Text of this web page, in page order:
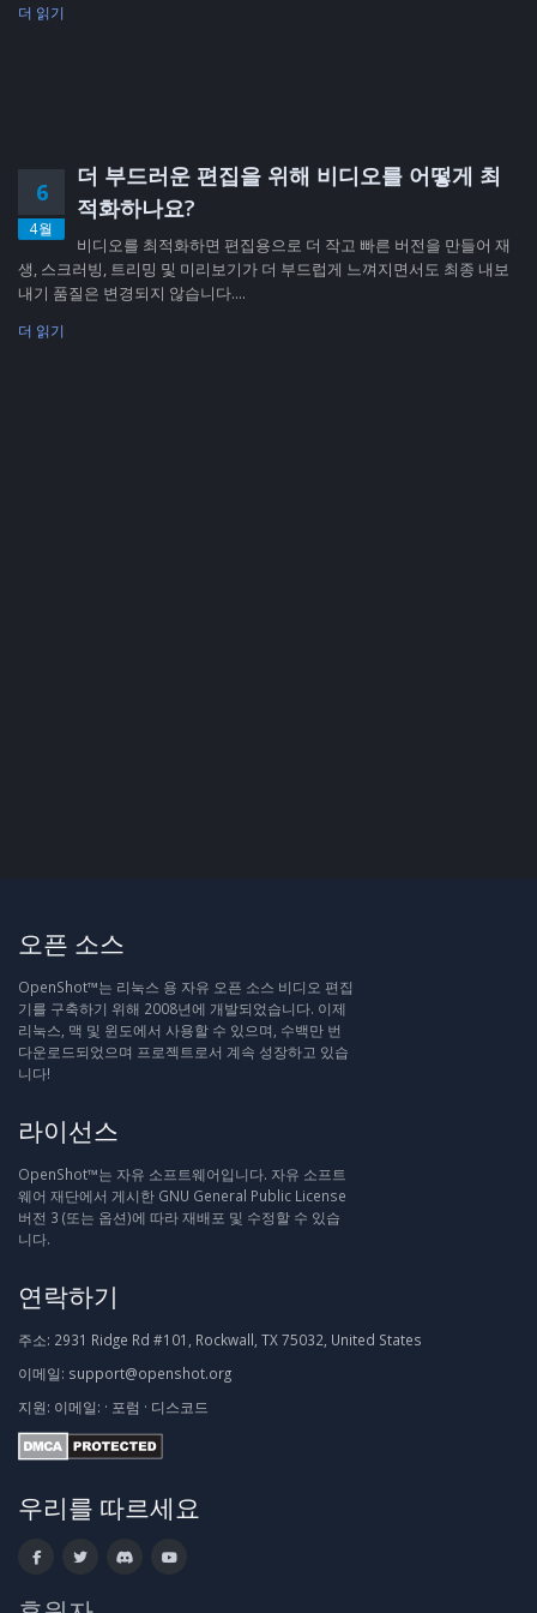
더 읽기
6
4월
더 부드러운 편집을 위해 비디오를 어떻게 최
적화하나요?
비디오를 최적화하면 편집용으로 더 작고 빠른 버전을 만들어 재
생, 스크러빙, 트리밍 및 미리보기가 더 부드럽게 느껴지면서도 최종 내보
내기 품질은 변경되지 않습니다....
더 읽기
오픈 소스
OpenShot™는 리눅스 용 자유 오픈 소스 비디오 편집
기를 구축하기 위해 2008년에 개발되었습니다. 이제
리눅스, 맥 및 윈도에서 사용할 수 있으며, 수백만 번
다운로드되었으며 프로젝트로서 계속 성장하고 있습
니다!
라이선스
OpenShot™는 자유 소프트웨어입니다. 자유 소프트
웨어 재단에서 게시한 GNU General Public License
버전 3 (또는 옵션)에 따라 재배포 및 수정할 수 있습
니다.
연락하기
주소: 2931 Ridge Rd #101, Rockwall, TX 75032, United States
이메일: support@openshot.org
지원: 이메일: · 포럼 · 디스코드
우리를 따르세요